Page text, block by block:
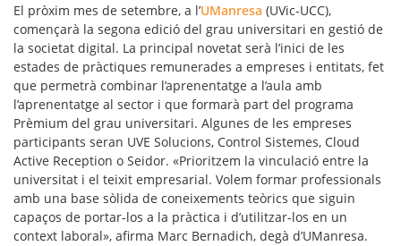
El pròxim mes de setembre, a l’UManresa (UVic-UCC),
començarà la segona edició del grau universitari en gestió de
la societat digital. La principal novetat serà l’inici de les
estades de pràctiques remunerades a empreses i entitats, fet
que permetrà combinar l’aprenentatge a l’aula amb
l’aprenentatge al sector i que formarà part del programa
Prèmium del grau universitari. Algunes de les empreses
participants seran UVE Solucions, Control Sistemes, Cloud
Active Reception o Seidor. «Prioritzem la vinculació entre la
universitat i el teixit empresarial. Volem formar professionals
amb una base sòlida de coneixements teòrics que siguin
capaços de portar-los a la pràctica i d’utilitzar-los en un
context laboral», afirma Marc Bernadich, degà d’UManresa.